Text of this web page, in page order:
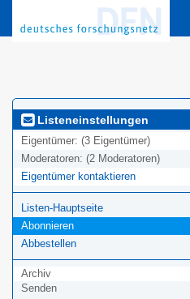
Listeneinstellungen
Eigentümer: (3 Eigentümer)
Moderatoren: (2 Moderatoren)
Eigentümer kontaktieren
Listen-Hauptseite
Abonnieren
Abbestellen
Archiv
Senden